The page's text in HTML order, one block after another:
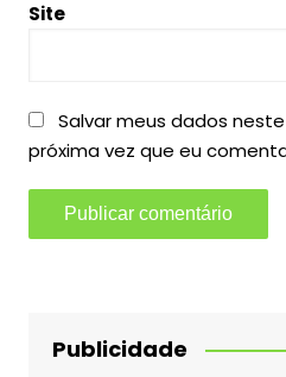
Site
Salvar meus dados
próxima vez que eu
Publicidade